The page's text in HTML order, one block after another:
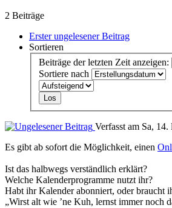
2 Beiträge
Erster ungelesener Beitrag
Sortieren
Beiträge der letzten Zeit anzeigen:
Sortiere nach
Verfasst am Sa,
Es gibt ab sofort die Möglichkeit, einen
Ist das halbwegs verständlich erklärt?
Welche Kalenderprogramme nutzt ihr?
Habt ihr Kalender abonniert, oder braucht
„Wirst alt wie ’ne Kuh, lernst immer noch